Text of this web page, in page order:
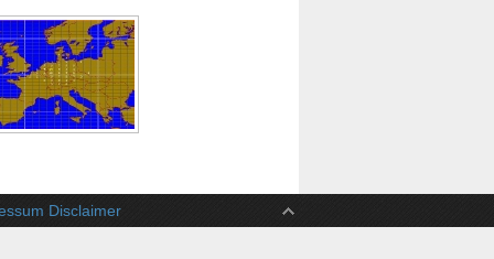
Disclaimer